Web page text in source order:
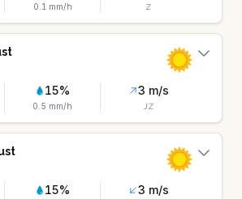
0.1 mm/h Z
15%
0.5 mm/h
3 m/s
JZ
15% 3 m/s